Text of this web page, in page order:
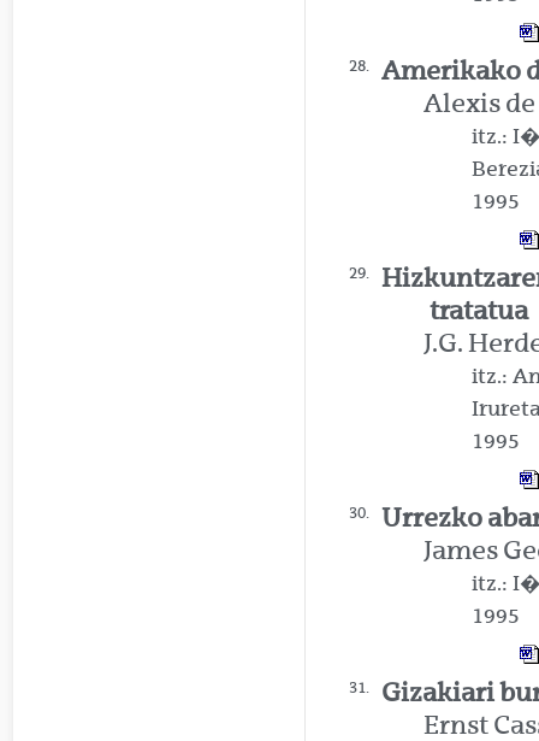
28.
Amerikako
Alexis
itz.:
1995
29.
tratatua
J.G.
itz.:
1995
30.
Urrezko
James
itz.:
1995
31.
Gizakiari
Ernst